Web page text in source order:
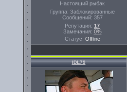
Настоящий рыбак
Группа: Заблокированные
Сообщений: 357
Репутация: 17
Замечания: 0%
Статус: Offline
IDL79